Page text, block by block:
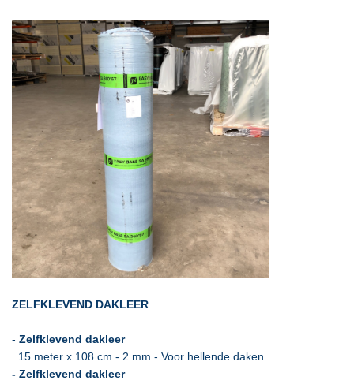
ZELFKLEVEND DAKLEER
- Zelfklevend dakleer
15 meter x 108 cm - 2 mm - Voor hellende daken
- Zelfklevend dakleer